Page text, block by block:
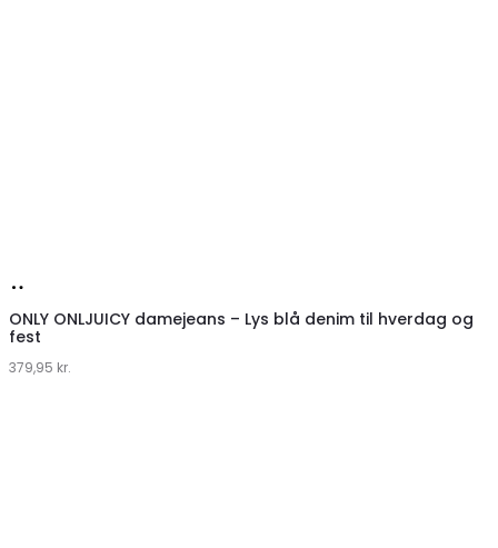
hos
ONLY ONLJUICY damejeans – Lys blå denim til hverdag og
fest
379,95 kr.